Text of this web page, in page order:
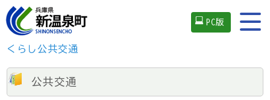
PC版
くらし 公共交通
公共交通